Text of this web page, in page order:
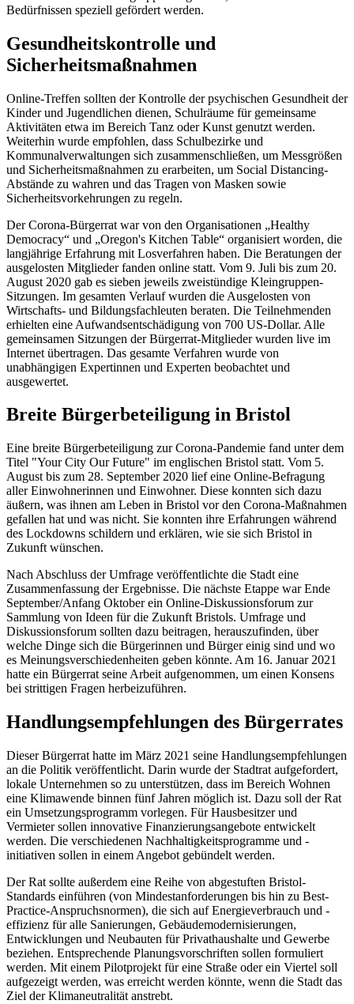
Bedürfnissen speziell gefördert werden.
Gesundheitskontrolle und
Sicherheitsmaßnahmen
Online-Treffen sollten der Kontrolle der psychischen Gesundheit der
Kinder und Jugendlichen dienen, Schulräume für gemeinsame
Aktivitäten etwa im Bereich Tanz oder Kunst genutzt werden.
Weiterhin wurde empfohlen, dass Schulbezirke und
Kommunalverwaltungen sich zusammenschließen, um Messgrößen
und Sicherheitsmaßnahmen zu erarbeiten, um Social Distancing-
Abstände zu wahren und das Tragen von Masken sowie
Sicherheitsvorkehrungen zu regeln.
Der Corona-Bürgerrat war von den Organisationen „Healthy
Democracy“ und „Oregon's Kitchen Table“ organisiert worden, die
langjährige Erfahrung mit Losverfahren haben. Die Beratungen der
ausgelosten Mitglieder fanden online statt. Vom 9. Juli bis zum 20.
August 2020 gab es sieben jeweils zweistündige Kleingruppen-
Sitzungen. Im gesamten Verlauf wurden die Ausgelosten von
Wirtschafts- und Bildungsfachleuten beraten. Die Teilnehmenden
erhielten eine Aufwandsentschädigung von 700 US-Dollar. Alle
gemeinsamen Sitzungen der Bürgerrat-Mitglieder wurden live im
Internet übertragen. Das gesamte Verfahren wurde von
unabhängigen Expertinnen und Experten beobachtet und
ausgewertet.
Breite Bürgerbeteiligung in Bristol
Eine breite Bürgerbeteiligung zur Corona-Pandemie fand unter dem
Titel "Your City Our Future" im englischen Bristol statt. Vom 5.
August bis zum 28. September 2020 lief eine Online-Befragung
aller Einwohnerinnen und Einwohner. Diese konnten sich dazu
äußern, was ihnen am Leben in Bristol vor den Corona-Maßnahmen
gefallen hat und was nicht. Sie konnten ihre Erfahrungen während
des Lockdowns schildern und erklären, wie sie sich Bristol in
Zukunft wünschen.
Nach Abschluss der Umfrage veröffentlichte die Stadt eine
Zusammenfassung der Ergebnisse. Die nächste Etappe war Ende
September/Anfang Oktober ein Online-Diskussionsforum zur
Sammlung von Ideen für die Zukunft Bristols. Umfrage und
Diskussionsforum sollten dazu beitragen, herauszufinden, über
welche Dinge sich die Bürgerinnen und Bürger einig sind und wo
es Meinungsverschiedenheiten geben könnte. Am 16. Januar 2021
hatte ein Bürgerrat seine Arbeit aufgenommen, um einen Konsens
bei strittigen Fragen herbeizuführen.
Handlungsempfehlungen des Bürgerrates
Dieser Bürgerrat hatte im März 2021 seine Handlungsempfehlungen
an die Politik veröffentlicht. Darin wurde der Stadtrat aufgefordert,
lokale Unternehmen so zu unterstützen, dass im Bereich Wohnen
eine Klimawende binnen fünf Jahren möglich ist. Dazu soll der Rat
ein Umsetzungsprogramm vorlegen. Für Hausbesitzer und
Vermieter sollen innovative Finanzierungsangebote entwickelt
werden. Die verschiedenen Nachhaltigkeitsprogramme und -
initiativen sollen in einem Angebot gebündelt werden.
Der Rat sollte außerdem eine Reihe von abgestuften Bristol-
Standards einführen (von Mindestanforderungen bis hin zu Best-
Practice-Anspruchsnormen), die sich auf Energieverbrauch und -
effizienz für alle Sanierungen, Gebäudemodernisierungen,
Entwicklungen und Neubauten für Privathaushalte und Gewerbe
beziehen. Entsprechende Planungsvorschriften sollen formuliert
werden. Mit einem Pilotprojekt für eine Straße oder ein Viertel soll
aufgezeigt werden, was erreicht werden könnte, wenn die Stadt das
Ziel der Klimaneutralität anstrebt.